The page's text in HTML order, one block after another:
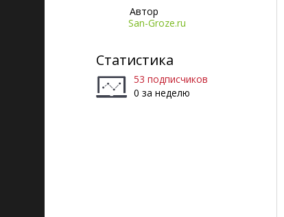
Автор
San-Groze.ru
Статистика
53 подписчиков
0 за неделю